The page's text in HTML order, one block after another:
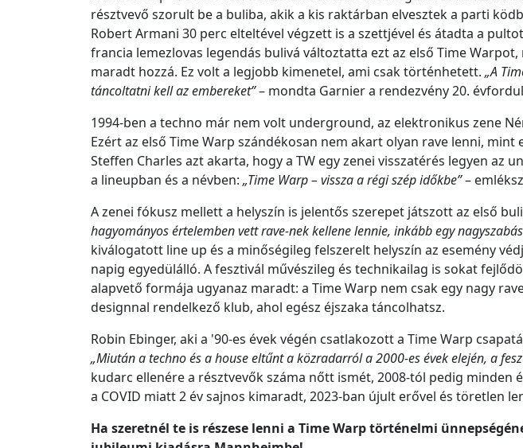
résztvevő szorult be a buliba, akik a kis raktárban elvesztek a parti
Robert Armani 30 perc elteltével végzett is a szettjével és átadta a
francia lemezlovas legendás bulivá változtatta ezt az első Time
maradt hozzá. Ez volt a legjobb kimenetel, ami csak történhetett. „A
táncoltatni kell az embereket”– mondta Garnier a rendezvény 20.
1994-ben a techno már nem volt underground, az elektronikus zene
Ezért az első Time Warp szándékosan nem akart olyan rave lenni, mint
Steffen Charles azt akarta, hogy a TW egy zenei visszatérés legyen az
a lineupban és a névben: „Time Warp – vissza a régi szép időkbe”–
A zenei fókusz mellett a helyszín is jelentős szerepet játszott az első
hagyományos értelemben vett rave-nek kellene lennie, inkább egy
kiválogatott line up és a minőségileg felszerelt helyszín az esemény
napig egyedülálló. A fesztivál művészileg és technikailag is sokat
alapvető formája ugyanaz maradt: a Time Warp nem csak egy nagy
designnal rendelkező klub, ahol egész éjszaka táncolhatsz.
Robin Ebinger, aki a '90-es évek végén csatlakozott a Time Warp
„Miután a techno és a house eltűnt a közradarról a 2000-es évek elején, a
kudarc ellenére a résztvevők száma nőtt ismét, 2008-tól pedig minden
a COVID miatt 2 év sajnos kimaradt, 2023-ban újult erővel és töretlen
Ha szeretnél te is részese lenni a Time Warp történelmi